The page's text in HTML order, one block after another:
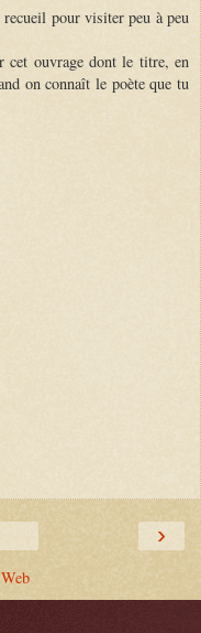
pour visiter peu à peu
cet ouvrage dont le titre, en
on connaît le poète que tu
›